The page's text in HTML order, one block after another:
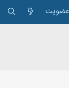
عضویت